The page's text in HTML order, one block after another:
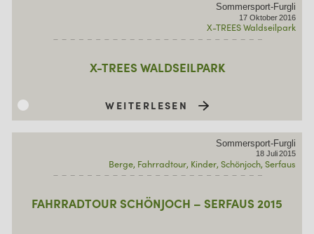
Sommersport-Furgli
17 Oktober 2016
X-TREES Waldseilpark
X-TREES WALDSEILPARK
WEITERLESEN
Sommersport-Furgli
18 Juli 2015
Berge Fahrradtour Kinder Schönjoch Serfaus
FAHRRADTOUR SCHÖNJOCH – SERFAUS 2015